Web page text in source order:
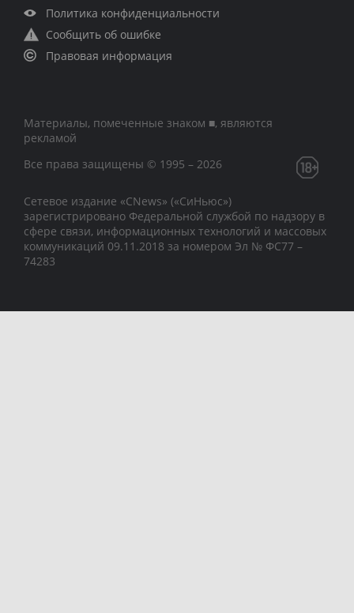
Политика конфиденциальности
Сообщить об ошибке
Правовая информация
Материалы, помеченные знаком ■, являются
рекламой
Все права защищены © 1995 – 2026
Сетевое издание «CNews» («СиНьюс»)
зарегистрировано Федеральной службой по надзору в
сфере связи, информационных технологий и массовых
коммуникаций 09.11.2018 за номером Эл № ФС77 –
74283